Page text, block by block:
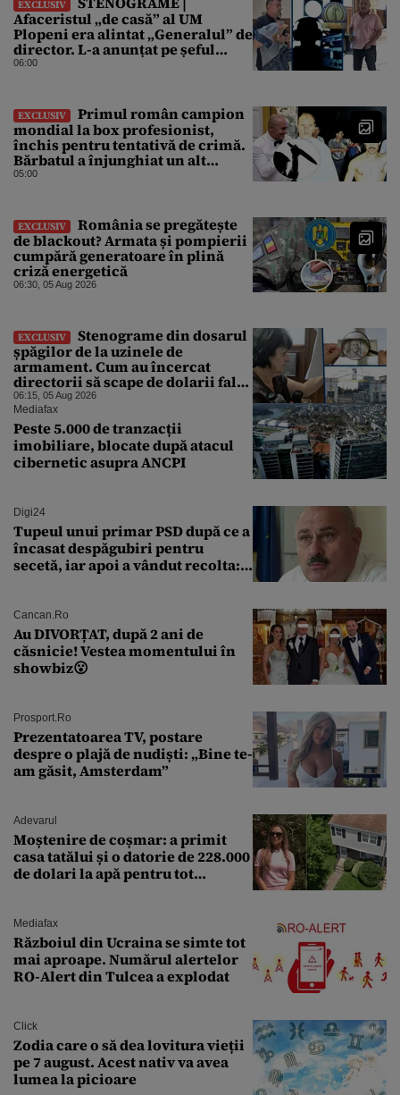
EXCLUSIV
Afaceristul „de casă” al UM
Plopeni era alintat „Generalul” de
director. L-a anunțat pe șeful
uzinei că i-a adus „subțireanu,
06:00
EXCLUSIV
Primul român campion
mondial la box profesionist,
închis pentru tentativă de crimă.
Bărbatul a înjunghiat un alt
interlop periculos
05:00
EXCLUSIV
România se pregătește
de blackout? Armata și pompierii
cumpără generatoare în plină
criză energetică
06:30, 05 Aug 2026
EXCLUSIV
Stenograme din dosarul
șpăgilor de la uzinele de
armament. Cum au încercat
directorii să scape de dolarii falși
primiți mită: „Din 30.000 s-au
nimerit ăia ai mei și ai tăi”
06:15, 05 Aug 2026
Mediafax
Peste 5.000 de tranzacții
imobiliare, blocate după atacul
cibernetic asupra ANCPI
Digi24
Tupeul unui primar PSD după ce a
încasat despăgubiri pentru
secetă, iar apoi a vândut recolta:
Cancan.ro
Au DIVORȚAT, după 2 ani de
căsnicie! Vestea momentului în
showbiz😮
Prosport.ro
Prezentatoarea TV, postare
despre o plajă de nudiști: „Bine te-
am găsit, Amsterdam”
Adevarul
Moștenire de coșmar: a primit
casa tatălui și o datorie de 228.000
de dolari la apă pentru tot
Mediafax
Războiul din Ucraina se simte tot
mai aproape. Numărul alertelor
RO-Alert din Tulcea a explodat
Click
Zodia care o să dea lovitura vieții
pe 7 august. Acest nativ va avea
lumea la picioare